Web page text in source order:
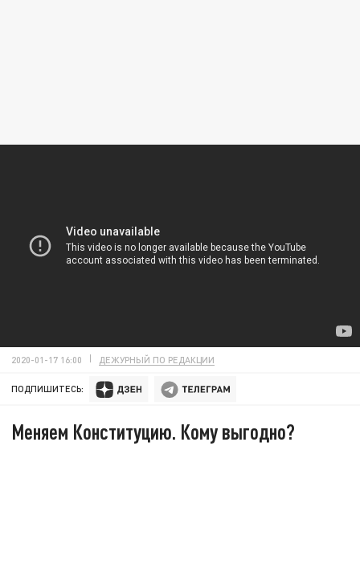
2020-01-17 16:00 ДЕЖУРНЫЙ ПО РЕДАКЦИИ
ПОДПИШИТЕСЬ:
Меняем Конституцию. Кому выгодно?